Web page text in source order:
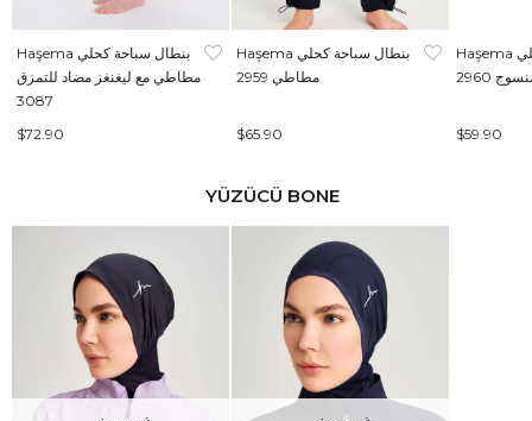
Haşema بنطال سباحة كحلي
مطاطي مع ليغنغز مضاد للتمزق
3087
$72.90
Haşema بنطال سباحة كحلي
مطاطي 2959
$65.90
Haşema بنطال سباحة كحلي
2960
$59.90
YÜZÜCÜ BONE